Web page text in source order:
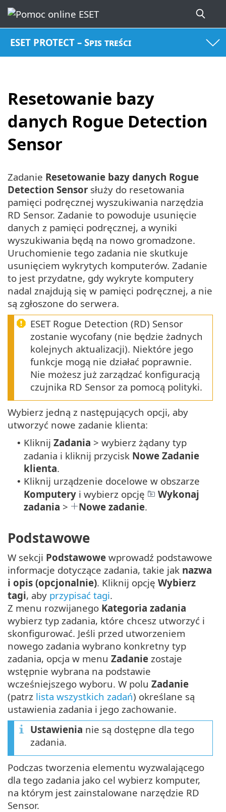
ESET PROTECT – Spis treści
Resetowanie bazy
danych Rogue Detection
Sensor
Zadanie Resetowanie bazy danych Rogue
Detection Sensor służy do resetowania
pamięci podręcznej wyszukiwania narzędzia
RD Sensor. Zadanie to powoduje usunięcie
danych z pamięci podręcznej, a wyniki
wyszukiwania będą na nowo gromadzone.
Uruchomienie tego zadania nie skutkuje
usunięciem wykrytych komputerów. Zadanie
to jest przydatne, gdy wykryte komputery
nadal znajdują się w pamięci podręcznej, a nie
są zgłoszone do serwera.
ESET Rogue Detection (RD) Sensor
zostanie wycofany (nie będzie żadnych
kolejnych aktualizacji). Niektóre jego
funkcje mogą nie działać poprawnie.
Nie możesz już zarządzać konfiguracją
czujnika RD Sensor za pomocą polityki.
Wybierz jedną z następujących opcji, aby
utworzyć nowe zadanie klienta:
• Kliknij Zadania > wybierz żądany typ
zadania i kliknij przycisk Nowe Zadanie
klienta.
• Kliknij urządzenie docelowe w obszarze
Komputery i wybierz opcję
Wykonaj
zadania > Nowe zadanie.
Podstawowe
W sekcji Podstawowe wprowadź podstawowe
informacje dotyczące zadania, takie jak nazwa
i opis (opcjonalnie). Kliknij opcję Wybierz
tagi, aby przypisać tagi.
Z menu rozwijanego Kategoria zadania
wybierz typ zadania, które chcesz utworzyć i
skonfigurować. Jeśli przed utworzeniem
nowego zadania wybrano konkretny typ
zadania, opcja w menu Zadanie zostaje
wstępnie wybrana na podstawie
wcześniejszego wyboru. W polu Zadanie
(patrz lista wszystkich zadań) określane są
ustawienia zadania i jego zachowanie.
Ustawienia nie są dostępne dla tego
zadania.
Podczas tworzenia elementu wyzwalającego
dla tego zadania jako cel wybierz komputer,
na którym jest zainstalowane narzędzie RD
Sensor.